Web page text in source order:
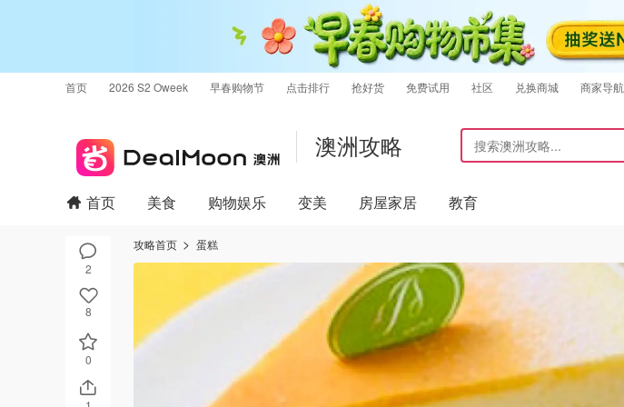
首页 2026 S2 Oweek 早春购物节 点击排行 抢好货 免费试用 社区 兑换商城 商家导航
澳洲攻略
2
8
0
首页 美食 购物娱乐 变美 房屋家居 教育
攻略首页 蛋糕